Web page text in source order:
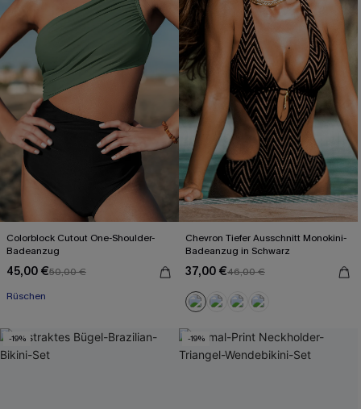
Colorblock Cutout One-Shoulder-
Badeanzug
45,00 €50,00 €
Rüschen
Chevron Tiefer Ausschnitt Monokini-
Badeanzug in Schwarz
37,00 €46,00 €
-19% -19%